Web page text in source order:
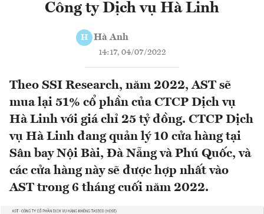
Công ty Dịch vụ Hà Linh
H Hà Anh
14:17, 04/07/2022
Theo SSI Research, năm 2022, AST sẽ
mua lại 51% cổ phần của CTCP Dịch vụ
Hà Linh với giá chỉ 25 tỷ đồng. CTCP Dịch
vụ Hà Linh đang quản lý 10 cửa hàng tại
Sân bay Nội Bài, Đà Nẵng và Phú Quốc, và
các cửa hàng này sẽ được hợp nhất vào
AST trong 6 tháng cuối năm 2022.